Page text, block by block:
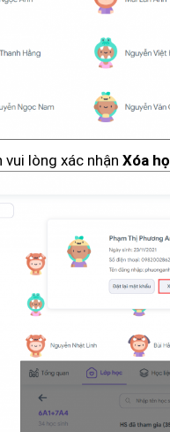
vui lòng xác nhận Xóa